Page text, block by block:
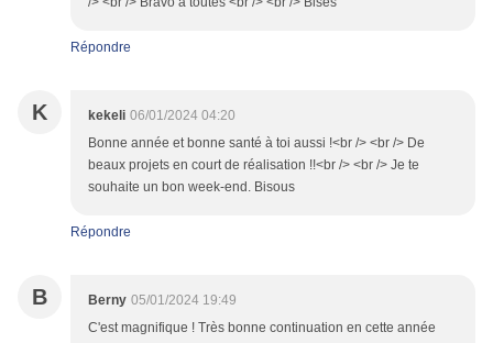
Répondre
K kekeli 06/01/2024 04:20
Bonne année et bonne santé à toi aussi !<br /> <br /> De
beaux projets en court de réalisation !!<br /> <br /> Je te
souhaite un bon week-end. Bisous
Répondre
B Berny 05/01/2024 19:49
C'est magnifique ! Très bonne continuation en cette année